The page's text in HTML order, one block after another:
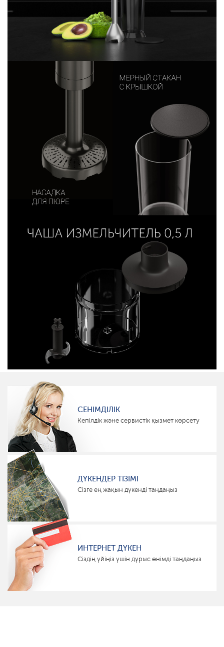
СЕНІМДІЛІК
Кепілдік және сервистік қызмет көрсету
ДҮКЕНДЕР ТІЗІМІ
Сізге ең жақын дүкенді таңдаңыз
ИНТЕРНЕТ ДҮКЕН
Сіздің үйіңіз үшін дұрыс өнімді таңдаңыз